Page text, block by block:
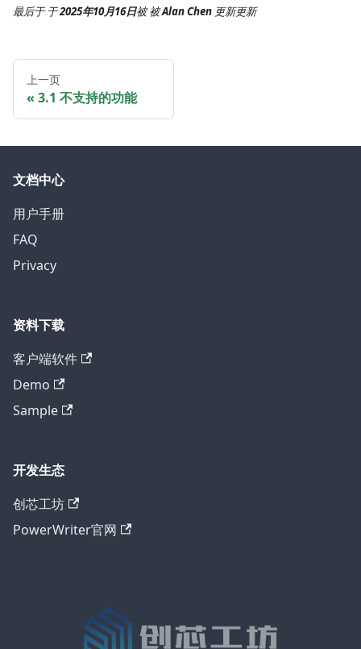
最后于于2025年10月16日被被Alan Chen 更新更新
上一页
3.1 不支持的功能
文档中心
用户手册
FAQ
Privacy
资料下载
客户端软件
Demo
Sample
开发生态
创芯工坊
PowerWriter官网